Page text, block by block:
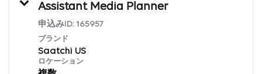
Assistant Media Planner
申込みID: 165957
ブランド
Saatchi US
ロケーション